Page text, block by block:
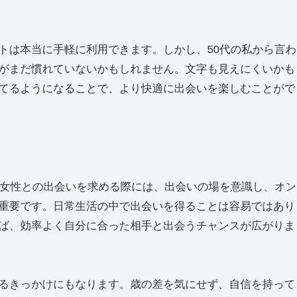
は本当に手軽に利用できます。しかし、50代の私から言わ
まだ慣れていないかもしれません。文字も見えにくいかも
るようになることで、より快適に出会いを楽しむことがで
性との出会いを求める際には、出会いの場を意識し、オン
要です。日常生活の中で出会いを得ることは容易ではあり
、効率よく自分に合った相手と出会うチャンスが広がりま
きっかけにもなります。歳の差を気にせず、自信を持って